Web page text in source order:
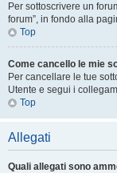
Per sottoscrivere un
forum”, in fondo alla
Top
Come cancello le mie
Per cancellare le tue
Utente e segui i
Top
Allegati
Quali allegati sono